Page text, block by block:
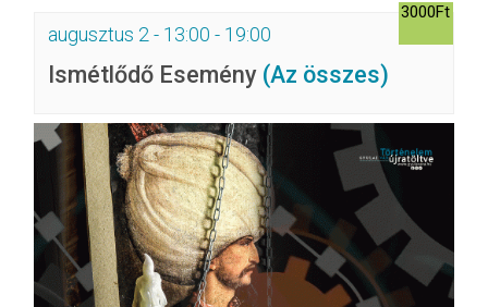
augusztus 2 - 13:00 - 19:00
Ismétlődő Esemény (Az összes)
3000Ft